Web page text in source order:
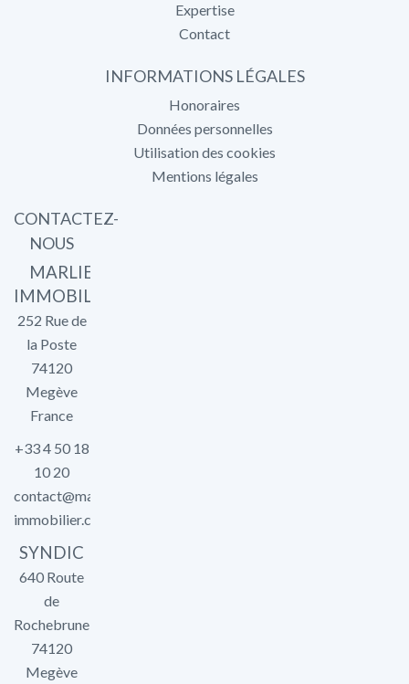
Expertise
Contact
INFORMATIONS LÉGALES
Honoraires
Données personnelles
Utilisation des cookies
Mentions légales
CONTACTEZ-
NOUS
MARLIER
IMMOBILIER
252 Rue de
la Poste
74120
Megève
France
+33 4 50 18
10 20
contact@marlier-
immobilier.com
SYNDIC
640 Route
de
Rochebrune
74120
Megève